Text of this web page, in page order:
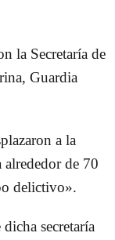
la Secretaría de
Guardia
a la
de 70
delictivo».
secretaría